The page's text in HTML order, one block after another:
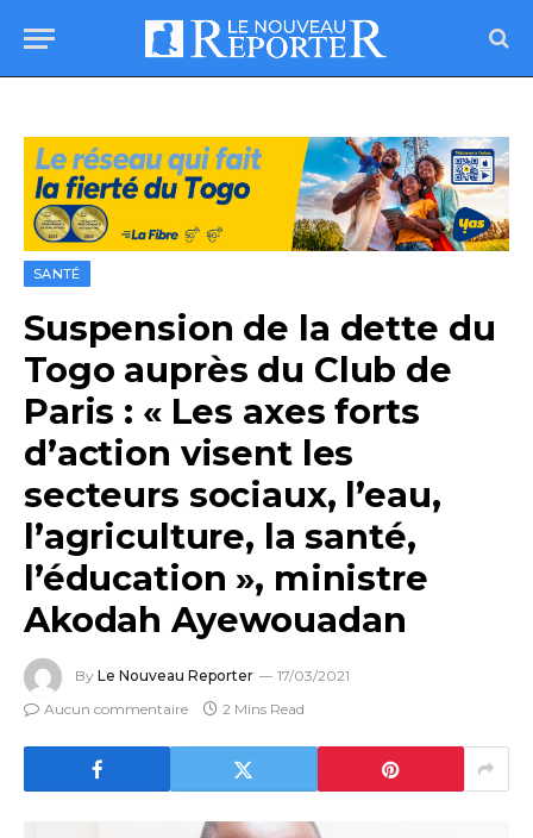
SANTÉ
Suspension de la dette du
Togo auprès du Club de
Paris : « Les axes forts
d’action visent les
secteurs sociaux, l’eau,
l’agriculture, la santé,
l’éducation », ministre
Akodah Ayewouadan
By Le Nouveau Reporter
17/03/2021
Aucun commentaire
2 Mins Read